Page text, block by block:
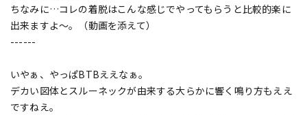
ちなみに…コレの着脱はこんな感じでやってもらうと比較的楽に
出来ますよ～。（動画を添えて）
------
いやぁ、やっぱBTBええなぁ。
デカい図体とスルーネックが由来する大らかに響く鳴り方もええ
ですねえ。